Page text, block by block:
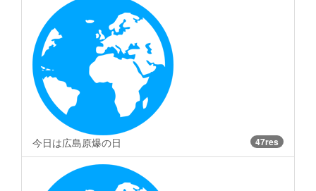
今日は広島原爆の日 47res